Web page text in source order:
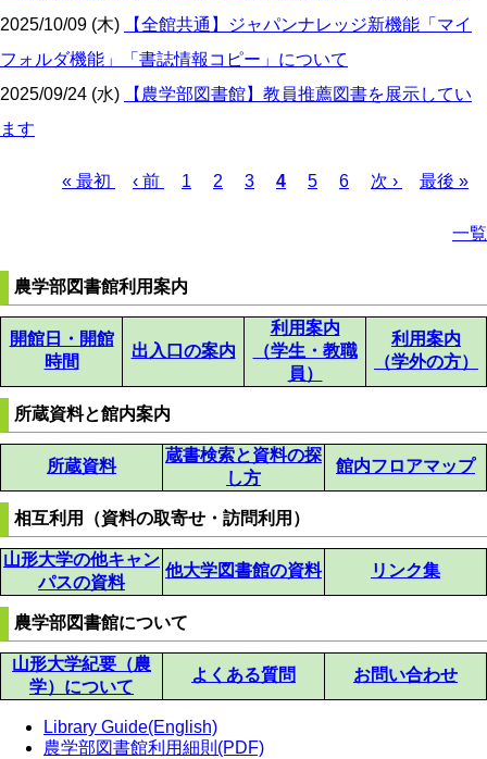
2025/10/09 (木)
【全館共通】ジャパンナレッジ新機能「マイ
フォルダ機能」「書誌情報コピー」について
2025/09/24 (水)
【農学部図書館】教員推薦図書を展示してい
ます
り
先
ー
ジ
« 最初
前
ジ
‹ 前 Page
1 Page
2 Page
3
カ
ペ
ー
ジ
4 Page
5 Page
6
次
次 ›
最
ジ
最後 »
一覧
農学部図書館利用案内
開館日・開館
時間
出入口の案内
利用案内
（学生・教職
員）
利用案内
（学外の方）
所蔵資料と館内案内
所蔵資料
蔵書検索と資料の探
し方
館内フロアマップ
相互利用（資料の取寄せ・訪問利用）
山形大学の他キャン
パスの資料
他大学図書館の資料 リンク集
農学部図書館について
山形大学紀要（農
学）について
よくある質問 お問い合わせ
Library Guide(English)
農学部図書館利用細則(PDF)